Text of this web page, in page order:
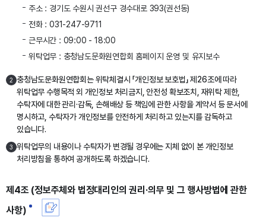
주소 : 경기도 수원시 권선구 경수대로 393(권선동)
전화 : 031-247-9711
근무시간 : 09:00 - 18:00
위탁업무 : 충청남도문화원연합회 홈페이지 운영 및 유지보수
2 충청남도문화원연합회는 위탁체결시 「개인정보 보호법」 제26조에 따라
위탁업무 수행목적 외 개인정보 처리금지, 안전성 확보조치, 재위탁 제한,
수탁자에 대한 관리·감독, 손해배상 등 책임에 관한 사항을 계약서 등 문서에
명시하고, 수탁자가 개인정보를 안전하게 처리하고 있는지를 감독하고
있습니다.
3 위탁업무의 내용이나 수탁자가 변경될 경우에는 지체 없이 본 개인정보
처리방침을 통하여 공개하도록 하겠습니다.
제4조 (정보주체와 법정대리인의 권리·의무 및 그 행사방법에 관한
사항)